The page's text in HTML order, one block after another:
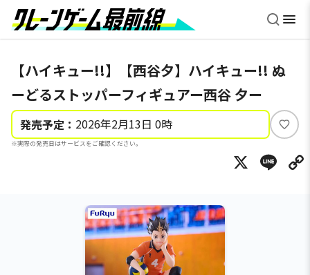
【ハイキュー!!】【西谷夕】ハイキュー!! ぬ
ーどるストッパーフィギュアー西谷 夕ー
発売予定： 2026年2月13日 0時
※実際の発売日はサービスをご確認ください。
い
ね
X